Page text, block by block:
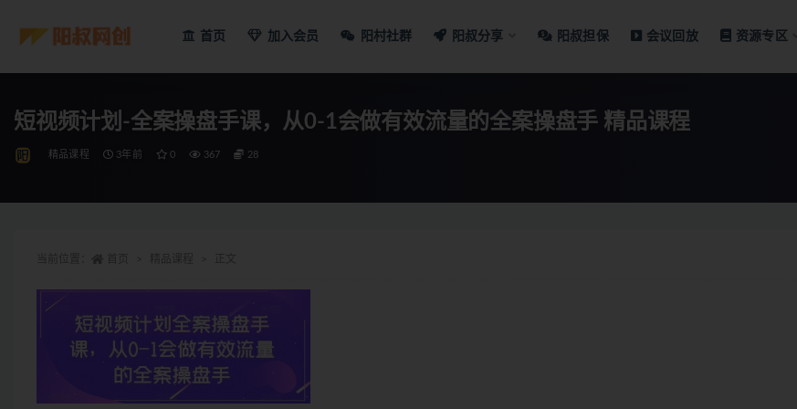
首页 加入会员 阳村社群 阳叔分享 阳叔担保 会议回放 资源专区
短视频计划-全案操盘手课，从0-1会做有效流量的全案操盘手 精品课程
精品课程 3年前 0 367 28